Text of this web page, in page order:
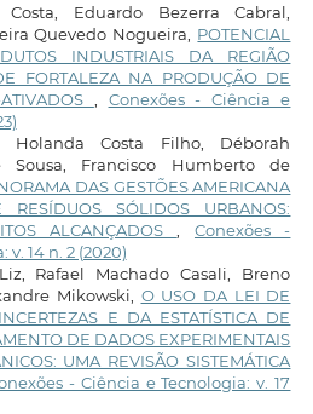
Eduardo Bezerra Cabral,
Quevedo Nogueira, POTENCIAL
INDUSTRIAIS DA REGIÃO
FORTALEZA NA PRODUÇÃO DE
Conexões - Ciência e
Holanda Costa Filho, Déborah
Sousa, Francisco Humberto de
DAS GESTÕES AMERICANA
SÓLIDOS URBANOS:
ALCANÇADOS
Conexões -
v. 14 n. 2 (2020)
Rafael Machado Casali, Breno
Mikowski, O USO DA LEI DE
E DA ESTATÍSTICA DE
DE DADOS EXPERIMENTAIS
UMA REVISÃO SISTEMÁTICA
- Ciência e Tecnologia: v. 17